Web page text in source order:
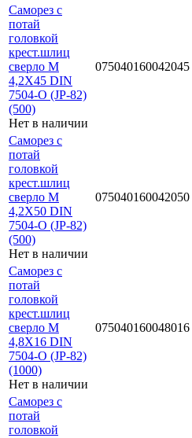
Саморез с
потай
головкой
крест.шлиц
сверло М
4,2Х45 DIN
7504-O (JP-82)
(500)
Нет в наличии
075040160042045
Саморез с
потай
головкой
крест.шлиц
сверло М
4,2Х50 DIN
7504-O (JP-82)
(500)
Нет в наличии
075040160042050
Саморез с
потай
головкой
крест.шлиц
сверло М
4,8Х16 DIN
7504-O (JP-82)
(1000)
Нет в наличии
075040160048016
Саморез с
потай
головкой